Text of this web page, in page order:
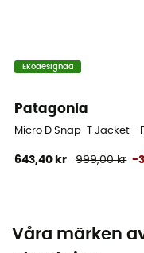
Ekodesignad
Patagonia
Micro D Snap-T Jacket -
643,40 kr 999,00 kr -
Våra märken